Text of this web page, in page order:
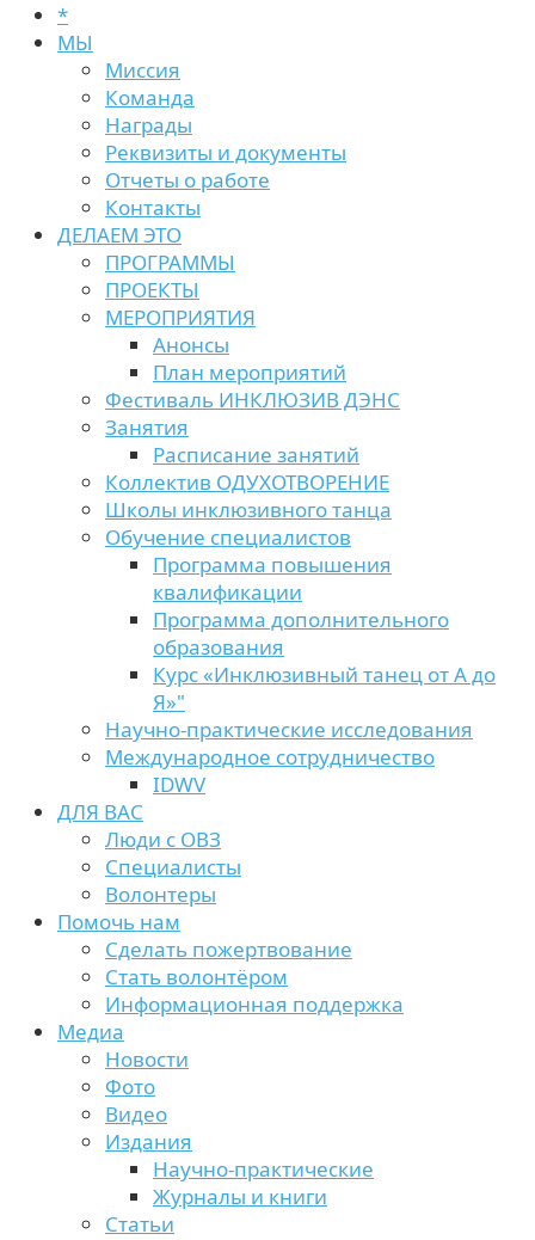
*
МЫ
Миссия
Команда
Награды
Реквизиты и документы
Отчеты о работе
Контакты
ДЕЛАЕМ ЭТО
ПРОГРАММЫ
ПРОЕКТЫ
МЕРОПРИЯТИЯ
Анонсы
План мероприятий
Фестиваль ИНКЛЮЗИВ ДЭНС
Занятия
Расписание занятий
Коллектив ОДУХОТВОРЕНИЕ
Школы инклюзивного танца
Обучение специалистов
Программа повышения
квалификации
Программа дополнительного
образования
Курс «Инклюзивный танец от А до
Я»"
Научно-практические исследования
Международное сотрудничество
IDWV
ДЛЯ ВАС
Люди с ОВЗ
Специалисты
Волонтеры
Помочь нам
Сделать пожертвование
Стать волонтёром
Информационная поддержка
Медиа
Новости
Фото
Видео
Издания
Научно-практические
Журналы и книги
Статьи